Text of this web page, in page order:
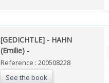
‎[GEDICHTLE] - HAHN
(Emilie) - ‎
Reference : 200508228
See the book